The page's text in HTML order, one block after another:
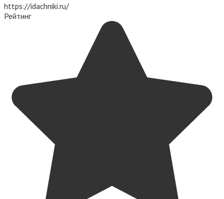
https://idachniki.ru/
Рейтинг